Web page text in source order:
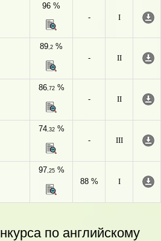
96 %
-
I
89,2 %
-
II
86,72%
-
II
74,32%
-
III
97,25%
88 %
I
по английскому